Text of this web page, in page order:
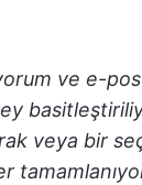
ve e-
veya bir